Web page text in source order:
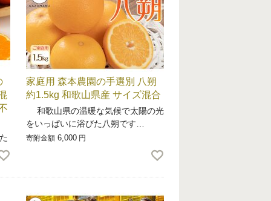
家庭用 森本農園の手選別 八朔
約1.5kg 和歌山県産 サイズ混合
和歌山県の温暖な気候で太陽の光
をいっぱいに浴びた八朔です…
寄附金額 6,000 円